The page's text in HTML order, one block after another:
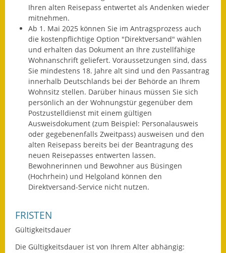
Wahlen
Was erledige ich wo?
Leben
Bauen und Wohnen
Baugebiete & Bauplätze
Bauwasser/Wasser/Abwasser
Bebauungspläne
Ihren alten Reisepass entwertet als Andenken wieder
mitnehmen.
Ab 1. Mai 2025 können Sie im Antragsprozess auch
die kostenpflichtige Option "Direktversand" wählen
und erhalten das Dokument an Ihre zustellfähige
Wohnanschrift geliefert. Voraussetzungen sind, dass
Sie mindestens 18. Jahre alt sind und den Passantrag
innerhalb Deutschlands bei der Behörde an Ihrem
Wohnsitz stellen. Darüber hinaus müssen Sie sich
persönlich an der Wohnungstür gegenüber dem
Postzustelldienst mit einem gültigen
Ausweisdokument (zum Beispiel: Personalausweis
oder gegebenenfalls Zweitpass) ausweisen und den
alten Reisepass bereits bei der Beantragung des
neuen Reisepasses entwerten lassen.
Bewohnerinnen und Bewohner aus Büsingen
(Hochrhein) und Helgoland können den
Direktversand-Service nicht nutzen.
FRISTEN
Gültigkeitsdauer
Die Gültigkeitsdauer ist von Ihrem Alter abhängig: